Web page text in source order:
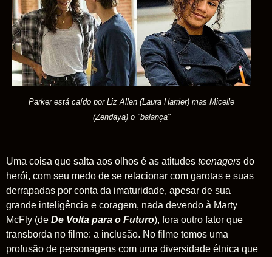
Parker está caído por Liz Allen (Laura Harrier) mas Micelle
(Zendaya) o "balança"
Uma coisa que salta aos olhos é as atitudes teenagers do
herói, com seu medo de se relacionar com garotas e suas
derrapadas por conta da imaturidade, apesar de sua
grande inteligência e coragem, nada devendo à Marty
McFly (de De Volta para o Futuro), fora outro fator que
transborda no filme: a inclusão. No filme temos uma
profusão de personagens com uma diversidade étnica que